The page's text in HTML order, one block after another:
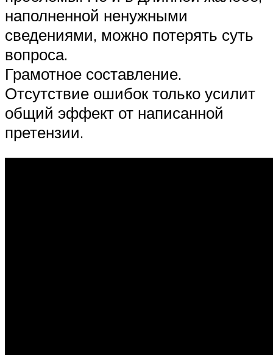
наполненной ненужными
сведениями, можно потерять суть
вопроса.
Грамотное составление.
Отсутствие ошибок только усилит
общий эффект от написанной
претензии.